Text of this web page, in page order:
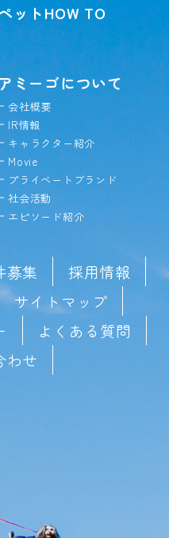
ットHOW TO
ミーゴについて
会社概要
IR情報
キャラクター紹介
Movie
プライベートブランド
社会活動
エピソード紹介
募集
採用情報
サイトマップ
よくある質問
わせ